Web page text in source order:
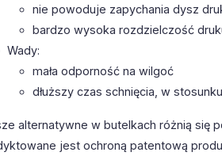
nie powoduje zapychania dysz
bardzo wysoka rozdzielczość
Wady:
mała odporność na wilgoć
dłuższy czas schnięcia, w
alternatywne w butelkach różnią się
jest ochroną patentową